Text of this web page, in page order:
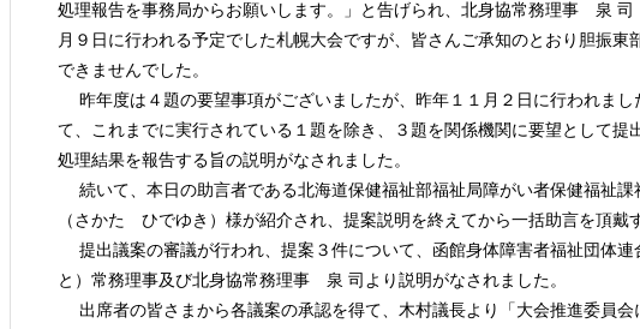
処理報告を事務局からお願いします。」と告げられ、北身協常務理事 泉
月９日に行われる予定でした札幌大会ですが、皆さんご承知のとおり胆振東
できませんでした。
昨年度は４題の要望事項がございましたが、昨年１１月２日に行われまし
て、これまでに実行されている１題を除き、３題を関係機関に要望として提
処理結果を報告する旨の説明がなされました。
続いて、本日の助言者である北海道保健福祉部福祉局障がい者保健福祉課
（さかた ひでゆき）様が紹介され、提案説明を終えてから一括助言を頂戴
提出議案の審議が行われ、提案３件について、函館身体障害者福祉団体
と）常務理事及び北身協常務理事 泉 司より説明がなされました。
出席者の皆さまから各議案の承認を得て、木村議長より「大会推進委員会